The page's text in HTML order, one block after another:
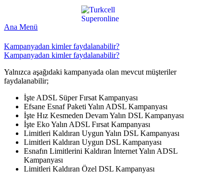
Ana Menü
Kampanyadan kimler faydalanabilir?
Kampanyadan kimler faydalanabilir?
​Yalnızca aşağıdaki kampanyada olan mevcut müşteriler
faydalanabilir;
İşte ADSL Süper Fırsat Kampanyası
Efsane Esnaf Paketi Yalın ADSL Kampanyası
İşte Hız Kesmeden Devam Yalın DSL Kampanyası
İşte Eko Yalın ADSL Fırsat Kampanyası
Limitleri Kaldıran Uygun Yalın DSL Kampanyası
Limitleri Kaldıran Uygun DSL Kampanyası
Esnafın Limitlerini Kaldıran İnternet Yalın ADSL
Kampanyası
Limitleri Kaldıran Özel DSL Kampanyası